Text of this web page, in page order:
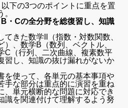
下の3つのポイントに重点を置
・Cの全分野を総復習し、知識
てきた数学II（指数・対数関数、
）、数学B（数列、ベクトル、
C（行列、二次曲線、複素数平
習し、知識の抜け漏れがないか
を使って、各単元の基本事項や
手な部分は重点的に演習を重ね
、単元横断的な問題に対応でき
識を関連付けて理解するよう努